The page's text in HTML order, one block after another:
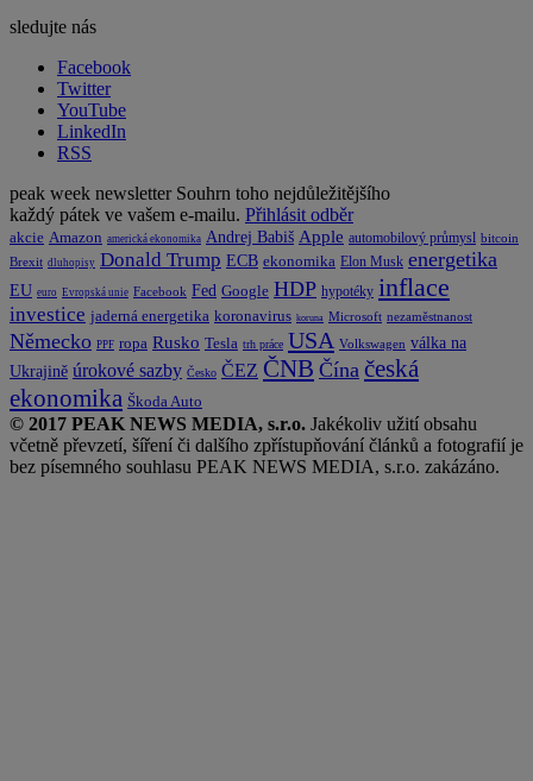
sledujte nás
Facebook
Twitter
YouTube
LinkedIn
RSS
peak week newsletter Souhrn toho nejdůležitějšího
každý pátek ve vašem e-mailu. Přihlásit odběr
akcie Amazon americká ekonomika Andrej Babiš Apple automobilový průmysl bitcoin
Brexit dluhopisy Donald Trump ECB ekonomika Elon Musk energetika
EU euro Evropská unie Facebook Fed Google HDP hypotéky inflace
investice jaderná energetika koronavirus koruna Microsoft nezaměstnanost
Německo PPF ropa Rusko Tesla trh práce USA Volkswagen válka na
Ukrajině úrokové sazby Česko ČEZ ČNB Čína česká
ekonomika Škoda Auto
© 2017 PEAK NEWS MEDIA, s.r.o. Jakékoliv užití obsahu
včetně převzetí, šíření či dalšího zpřístupňování článků a fotografií je
bez písemného souhlasu PEAK NEWS MEDIA, s.r.o. zakázáno.